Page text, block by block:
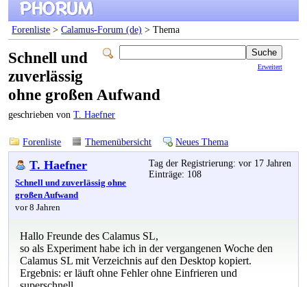
Forenliste >Calamus-Forum (de) > Thema
Erweitert
Schnell und
zuverlässig
ohne großen Aufwand
geschrieben vonT. Haefner
Forenliste Themenübersicht Neues Thema
T. Haefner
Schnell und zuverlässig ohne
großen Aufwand
vor 8 Jahren
Tag der Registrierung: vor 17 Jahren
Einträge: 108
Hallo Freunde des Calamus SL,
so als Experiment habe ich in der vergangenen Woche den
Calamus SL mit Verzeichnis auf den Desktop kopiert.
Ergebnis: er läuft ohne Fehler ohne Einfrieren und